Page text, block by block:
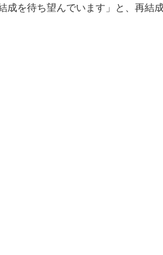
成を待ち望んでいます」と、再結